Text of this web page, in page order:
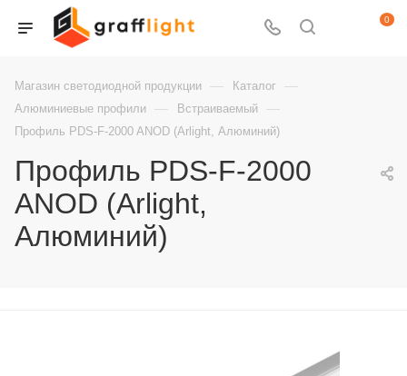
0
Магазин светодиодной продукции — Каталог —
Алюминиевые профили — Встраиваемый —
Профиль PDS-F-2000 ANOD (Arlight, Алюминий)
Профиль PDS-F-2000
ANOD (Arlight,
Алюминий)